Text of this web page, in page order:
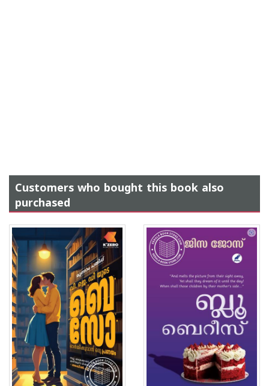
Customers who bought this book also
purchased